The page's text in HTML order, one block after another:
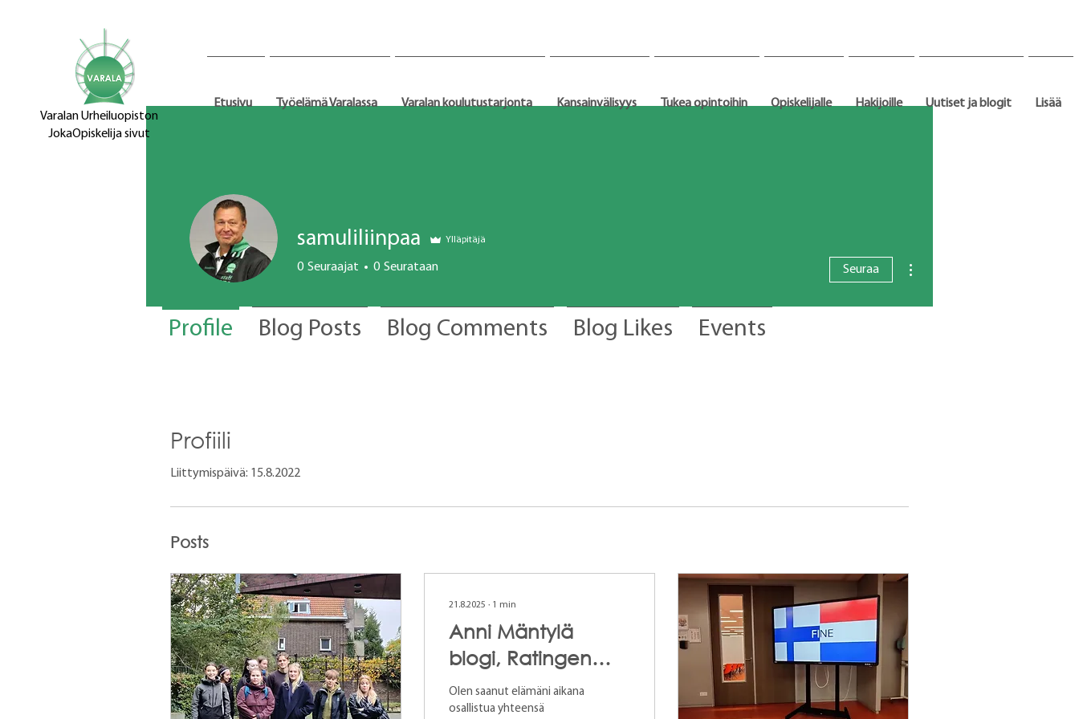
Varalan Urheiluopiston
JokaOpiskelija sivut
Etusivu Työelämä Varalassa Varalan koulutustarjonta Kansainvälisyys Tukea opintoihin Opiskelijalle Hakijoille Uutiset ja blogit Lisää
Profiili
Liittymispäivä: 15.8.2022
Posts
21.8.2025 ∙ 1 min
Anni Mäntylä
blogi, Ratingen
4.-15.8.2024; Saksa
Olen saanut elämäni aikana
osallistua yhteensä
samuliliinpaa Ylläpitäjä
0 Seuraajat 0 Seurataan Seuraa
Profile Blog Posts Blog Comments Blog Likes Events